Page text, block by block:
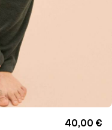
40,00 €